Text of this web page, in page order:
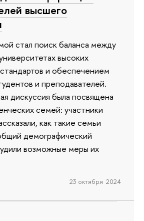
высшего
стал поиск баланса между
высоких
и обеспечением
и преподавателей.
дискуссия была посвящена
семей: участники
как такие семьи
демографический
возможные меры их
23 октября 2024